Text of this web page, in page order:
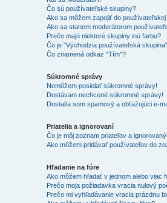
Čo sú používateľské skupiny?
Ako sa môžem zapojiť do
Ako sa stanem moderátorom
Prečo majú niektoré skupiny inú farbu?
Čo je "Východzia používateľská
Čo znamená odkaz "Tím"?
Súkromné správy
Nemôžem posielať súkromné správy!
Dostávam nechcené súkromné správy!
Dostal/a som spamový a obťažujúci e-
Priatelia a ignorovaní
Čo je môj zoznam priateľov a
Ako môžem pridávať používateľov do
Hľadanie na fóre
Ako môžem hľadať v jednom alebo viac
Prečo moja požiadavka vracia nulový
Prečo mi vyhľadávanie vracia prázdnu